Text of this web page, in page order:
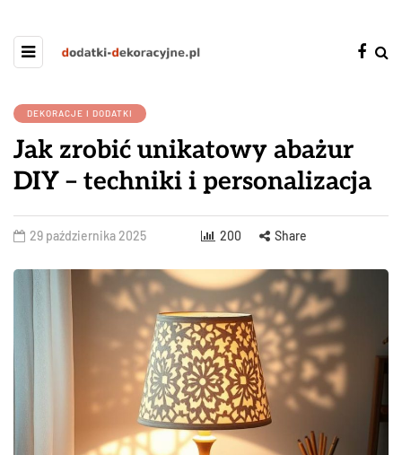
DEKORACJE I DODATKI
Jak zrobić unikatowy abażur
DIY – techniki i personalizacja
29 października 2025 200 Share